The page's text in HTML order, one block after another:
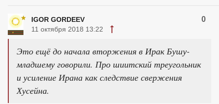
IGOR GORDEEV 0
11 октября 2018 13:22
Это ещё до начала вторжения в Ирак Бушу-
младшему говорили. Про шиитский треугольник
и усиление Ирана как следствие свержения
Хусейна.